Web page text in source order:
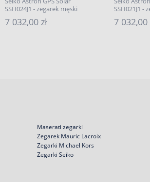
SSH024J1 - zegarek męski
7 032,00 zł
SSH021J1 -
7 032,00
Maserati zegarki
Zegarek Mauric Lacroix
Zegarki Michael Kors
Zegarki Seiko